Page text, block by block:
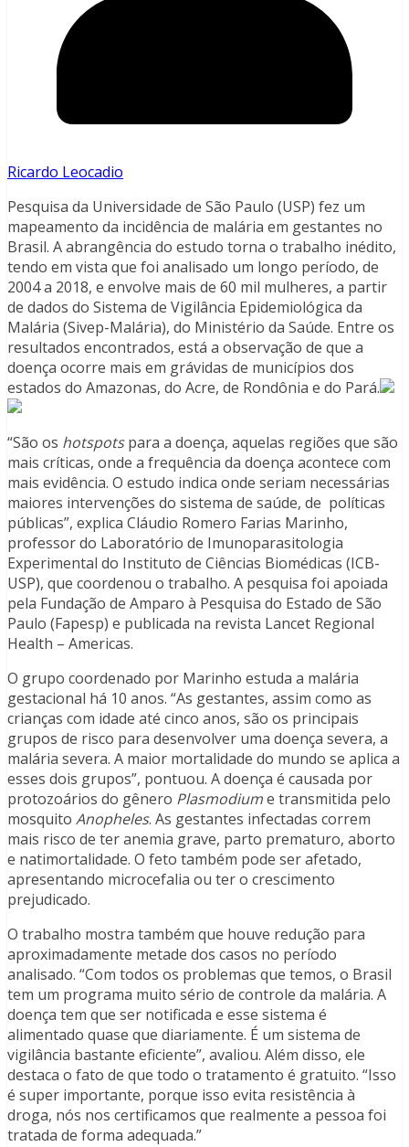
Ricardo Leocadio
Pesquisa da Universidade de São Paulo (USP) fez um
mapeamento da incidência de malária em gestantes no
Brasil. A abrangência do estudo torna o trabalho inédito,
tendo em vista que foi analisado um longo período, de
2004 a 2018, e envolve mais de 60 mil mulheres, a partir
de dados do Sistema de Vigilância Epidemiológica da
Malária (Sivep-Malária), do Ministério da Saúde. Entre os
resultados encontrados, está a observação de que a
doença ocorre mais em grávidas de municípios dos
estados do Amazonas, do Acre, de Rondônia e do Pará.
“São os hotspotspara a doença, aquelas regiões que são
mais críticas, onde a frequência da doença acontece com
mais evidência. O estudo indica onde seriam necessárias
maiores intervenções do sistema de saúde, de políticas
públicas”, explica Cláudio Romero Farias Marinho,
professor do Laboratório de Imunoparasitologia
Experimental do Instituto de Ciências Biomédicas (ICB-
USP), que coordenou o trabalho. A pesquisa foi apoiada
pela Fundação de Amparo à Pesquisa do Estado de São
Paulo (Fapesp) e publicada na revista Lancet Regional
Health – Americas.
O grupo coordenado por Marinho estuda a malária
gestacional há 10 anos. “As gestantes, assim como as
crianças com idade até cinco anos, são os principais
grupos de risco para desenvolver uma doença severa, a
malária severa. A maior mortalidade do mundo se aplica a
esses dois grupos”, pontuou. A doença é causada por
protozoários do gênero Plasmodiume transmitida pelo
mosquito Anopheles. As gestantes infectadas correm
mais risco de ter anemia grave, parto prematuro, aborto
e natimortalidade. O feto também pode ser afetado,
apresentando microcefalia ou ter o crescimento
prejudicado.
O trabalho mostra também que houve redução para
aproximadamente metade dos casos no período
analisado. “Com todos os problemas que temos, o Brasil
tem um programa muito sério de controle da malária. A
doença tem que ser notificada e esse sistema é
alimentado quase que diariamente. É um sistema de
vigilância bastante eficiente”, avaliou. Além disso, ele
destaca o fato de que todo o tratamento é gratuito. “Isso
é super importante, porque isso evita resistência à
droga, nós nos certificamos que realmente a pessoa foi
tratada de forma adequada.”